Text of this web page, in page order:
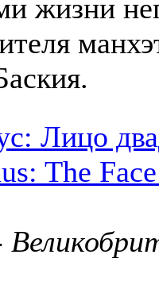
жизни
Лицо
The